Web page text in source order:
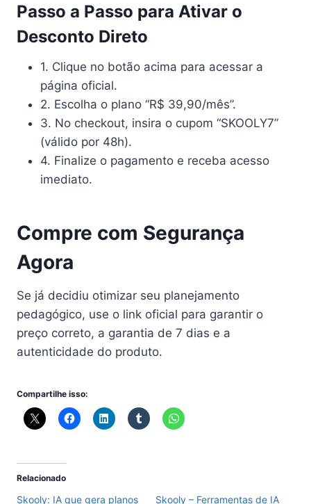
Passo a Passo para Ativar o
Desconto Direto
1. Clique no botão acima para acessar a
página oficial.
2. Escolha o plano “R$ 39,90/mês”.
3. No checkout, insira o cupom “SKOOLY7”
(válido por 48h).
4. Finalize o pagamento e receba acesso
imediato.
Compre com Segurança
Agora
Se já decidiu otimizar seu planejamento
pedagógico, use o link oficial para garantir o
preço correto, a garantia de 7 dias e a
autenticidade do produto.
Compartilhe isso:
Relacionado
Skooly: IA que gera planos Skooly – Ferramentas de IA